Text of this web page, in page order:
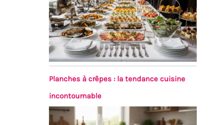
Planches à crêpes : la tendance cuisine
incontournable